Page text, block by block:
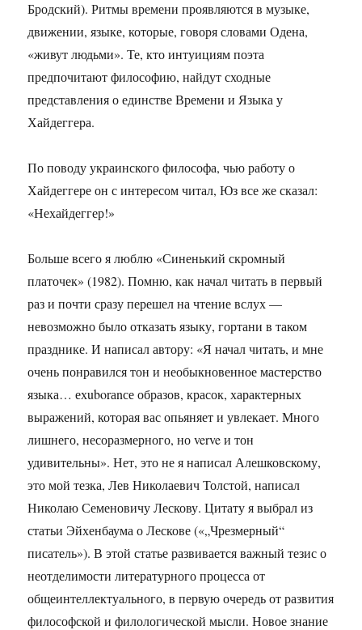
Бродский). Ритмы времени проявляются в музыке,
движении, языке, которые, говоря словами Одена,
«живут людьми». Те, кто интуициям поэта
предпочитают философию, найдут сходные
представления о единстве Времени и Языка у
Хайдеггера.
По поводу украинского философа, чью работу о
Хайдеггере он с интересом читал, Юз все же сказал:
«Нехайдеггер!»
Больше всего я люблю «Синенький скромный
платочек» (1982). Помню, как начал читать в первый
раз и почти сразу перешел на чтение вслух —
невозможно было отказать языку, гортани в таком
празднике. И написал автору: «Я начал читать, и мне
очень понравился тон и необыкновенное мастерство
языка… ехuborаnсе образов, красок, характерных
выражений, которая вас опьяняет и увлекает. Много
лишнего, несоразмерного, но verve и тон
удивительны». Нет, это не я написал Алешковскому,
это мой тезка, Лев Николаевич Толстой, написал
Николаю Семеновичу Лескову. Цитату я выбрал из
статьи Эйхенбаума о Лескове («„Чрезмерный“
писатель»). В этой статье развивается важный тезис о
неотделимости литературного процесса от
общеинтеллектуального, в первую очередь от развития
философской и филологической мысли. Новое знание